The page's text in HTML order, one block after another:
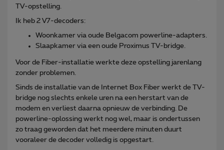
TV-opstelling.
Ik heb 2 V7-decoders:
Woonkamer via oude Belgacom powerline-adapters.
Slaapkamer via een oude Proximus TV-bridge.
Voor de Fiber-installatie werkte deze opstelling jarenlang
zonder problemen.
Sinds de installatie van de Internet Box Fiber werkt de TV-
bridge nog slechts enkele uren na een herstart van de
modem en verliest daarna opnieuw de verbinding. De
powerline-oplossing werkt nog wel, maar is ondertussen
zo traag geworden dat het meerdere minuten duurt
vooraleer de decoder volledig is opgestart.